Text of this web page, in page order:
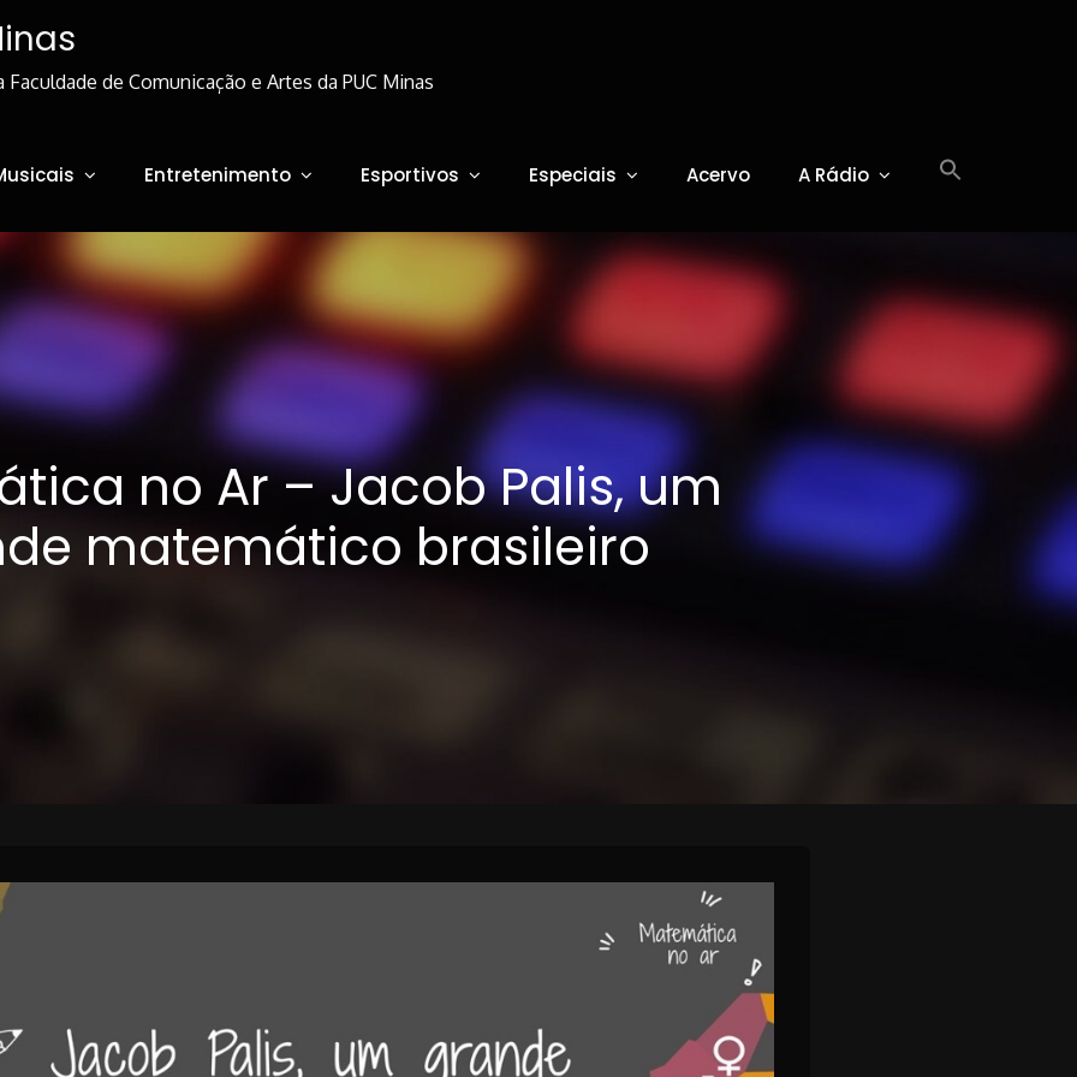
de Comunicação e Artes da PUC Minas
Entretenimento Esportivos Especiais Acervo A Rádio
no Ar – Jacob Palis, um
matemático brasileiro